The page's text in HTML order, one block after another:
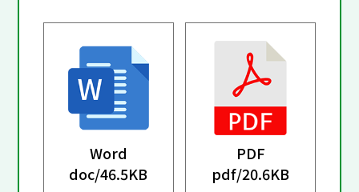
Word
doc/46.5KB
PDF
pdf/20.6KB